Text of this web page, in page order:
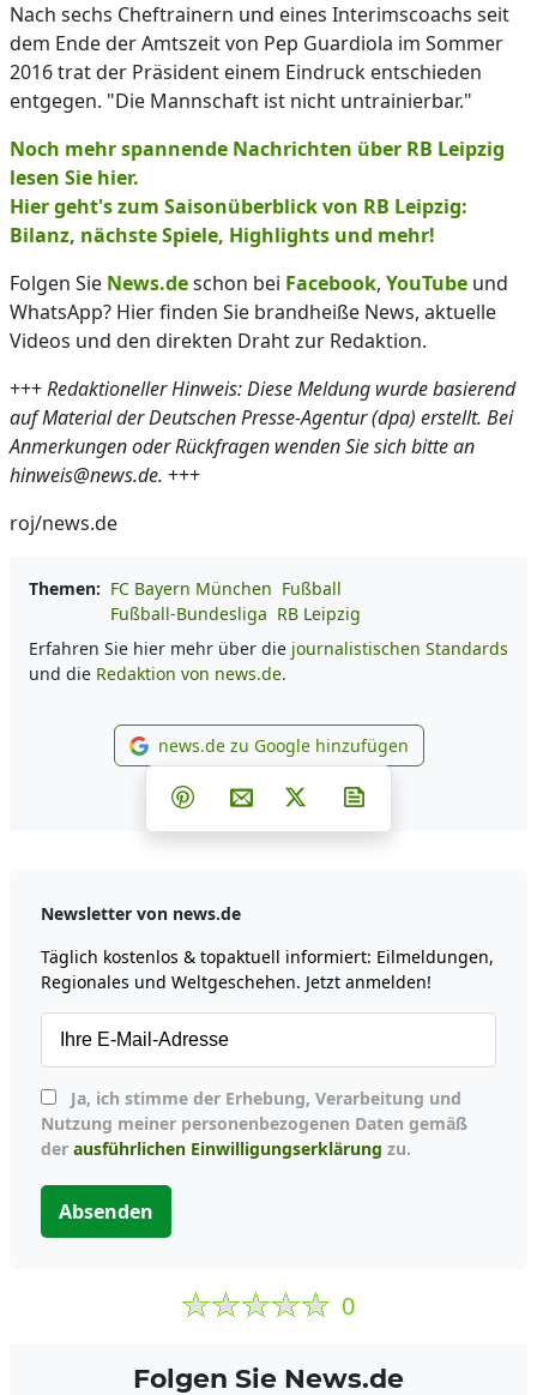
Nach sechs Cheftrainern und eines Interimscoachs seit
dem Ende der Amtszeit von Pep Guardiola im Sommer
2016 trat der Präsident einem Eindruck entschieden
entgegen. "Die Mannschaft ist nicht untrainierbar."
Noch mehr spannende Nachrichten über RB Leipzig
lesen Sie hier.
Hier geht's zum Saisonüberblick von RB Leipzig:
Bilanz, nächste Spiele, Highlights und mehr!
Folgen Sie News.deschon bei Facebook, YouTube und
WhatsApp? Hier finden Sie brandheiße News, aktuelle
Videos und den direkten Draht zur Redaktion.
+++Redaktioneller Hinweis: Diese Meldung wurde basierend
auf Material der Deutschen Presse-Agentur (dpa) erstellt. Bei
Anmerkungen oder Rückfragen wenden Sie sich bitte an
hinweis@news.de. +++
roj/news.de
Themen: FC Bayern München Fußball
Fußball-Bundesliga RB Leipzig
Erfahren Sie hier mehr über die journalistischen Standards
und die Redaktion von news.de.
news.de zu Google
news.de zu Google hinzufügen
Teilen auf Facebook
Teilen auf Whatsapp
Teilen auf Telegram
Teilen auf Pinterest
Per E-Mail teilen
Post auf X
Newsletter von news.de
Täglich kostenlos & topaktuell informiert: Eilmeldungen,
Regionales und Weltgeschehen. Jetzt anmelden!
Nutzung meiner personenbezogenen Daten gemäß
der ausführlichen Einwilligungserklärung zu.
Absenden
0
Folgen Sie News.de